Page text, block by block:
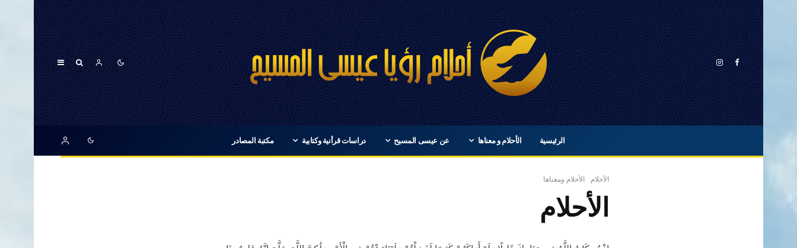
الرئيسية الأحلام و معناها عن عيسى المسيح دراسات قرأنية وكتابية مكتبة المصادر
الأحلام الأحلام ومعناها
الأحلام